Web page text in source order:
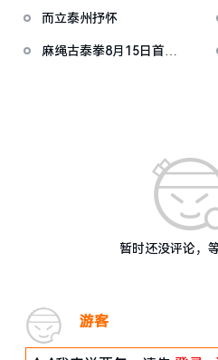
而立泰州抒怀
麻绳古泰拳8月15日首登
暂时还没评论，
游客